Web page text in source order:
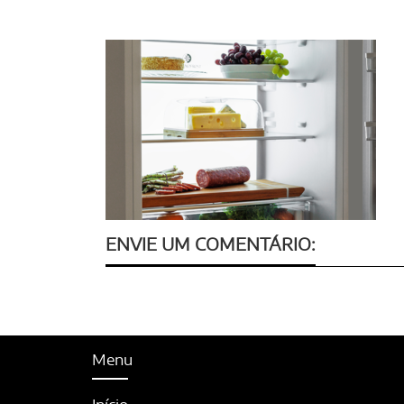
ENVIE UM COMENTÁRIO:
Menu